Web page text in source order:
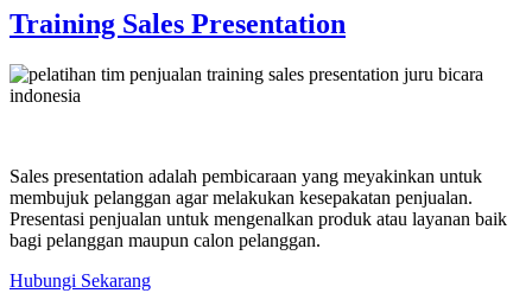
Training Sales Presentation
Sales presentation adalah pembicaraan yang meyakinkan untuk
membujuk pelanggan agar melakukan kesepakatan penjualan.
Presentasi penjualan untuk mengenalkan produk atau layanan baik
bagi pelanggan maupun calon pelanggan.
Hubungi Sekarang